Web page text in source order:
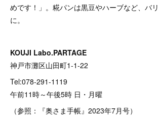
めです！」。糀パンは黒豆やハーブなど、バ
に。
KOUJI Labo.PARTAGE
神戸市灘区山田町1-1-22
Tel:078-291-1119
午前11時～午後5時 日・月曜
（参照：『奥さま手帳』2023年7月号）